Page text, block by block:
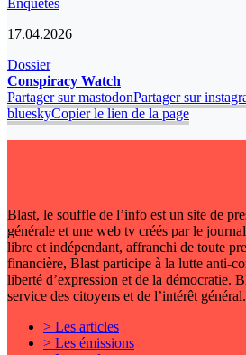
Enquêtes
17.04.2026
Dossier
Conspiracy Watch
Partager sur mastodonPartager sur
blueskyCopier le lien de la page
Blast, le souffle de l’info est un site de
générale et une web tv créés par le
libre et indépendant, affranchi de toute
financière, Blast participe à la lutte anti-
liberté d’expression et de la démocratie.
service des citoyens et de l’intérêt général.
> Les articles
> Les émissions